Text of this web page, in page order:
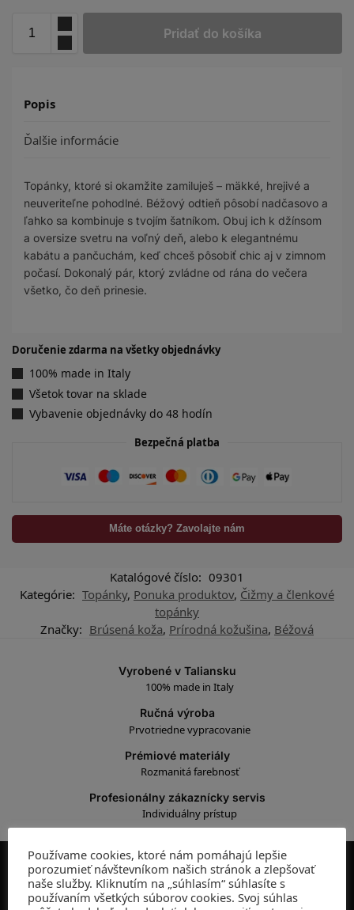
Pridať do košíka
Popis
Ďalšie informácie
Topánky, ktoré si okamžite zamiluješ – mäkké, hrejivé a
neuveriteľne pohodlné. Béžový odtieň pôsobí nadčasovo a
ľahko sa kombinuje s tvojím šatníkom. Obuj ich k džínsom
a oversize svetru na voľný deň, alebo k elegantnému
kabátu a pančuchám, keď chceš pôsobiť chic aj v zimnom
počasí. Dokonalý pár, ktorý zvládne od rána do večera
všetko, čo deň prinesie.
Doručenie zdarma na všetky objednávky
100% made in Italy
Všetok tovar na sklade
Vybavenie objednávky do 48 hodín
Bezpečná platba
Máte otázky? Zavolajte nám
Katalógové číslo: 09301
Kategórie: Topánky, Ponuka produktov, Čižmy a členkové
topánky
Značky: Brúsená koža, Prírodná kožušina, Béžová
Vyrobené v Taliansku
100% made in Italy
Ručná výroba
Prvotriedne vypracovanie
Prémiové materiály
Rozmanitá farebnosť
Profesionálny zákaznícky servis
Individuálny prístup
ADRESA
Kamenná predajňa:
Používame cookies, ktoré nám pomáhajú lepšie
porozumieť návštevníkom našich stránok a zlepšovať
naše služby. Kliknutím na „súhlasím“ súhlasíte s
používaním všetkých súborov cookies. Svoj súhlas